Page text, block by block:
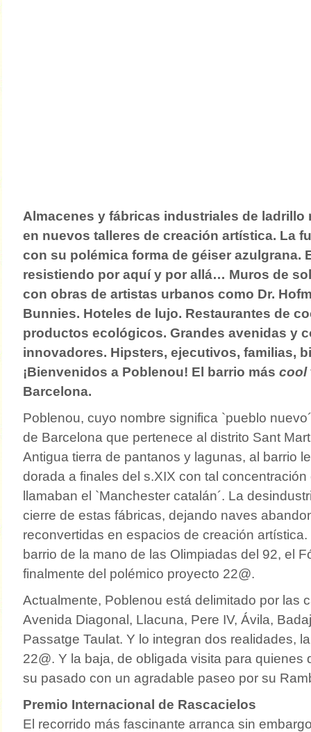
Almacenes y fábricas industriales de ladrillo
en nuevos talleres de creación artística. La
con su polémica forma de géiser azulgrana.
resistiendo por aquí y por allá… Muros de
con obras de artistas urbanos como Dr.
Bunnies. Hoteles de lujo. Restaurantes de
productos ecológicos. Grandes avenidas y
innovadores. Hipsters, ejecutivos, familias,
¡Bienvenidos a Poblenou! El barrio más cool
Barcelona.
Poblenou, cuyo nombre significa `pueblo
de Barcelona que pertenece al distrito Sant
Antigua tierra de pantanos y lagunas, al barrio
dorada a finales del s.XIX con tal
llamaban el `Manchester catalán´. La
cierre de estas fábricas, dejando naves
reconvertidas en espacios de creación
barrio de la mano de las Olimpiadas del 92, el
finalmente del polémico proyecto 22@.
Actualmente, Poblenou está delimitado por las
Avenida Diagonal, Llacuna, Pere IV, Ávila,
Passatge Taulat. Y lo integran dos realidades,
22@. Y la baja, de obligada visita para quienes
su pasado con un agradable paseo por su
Premio Internacional de Rascacielos
El recorrido más fascinante arranca sin